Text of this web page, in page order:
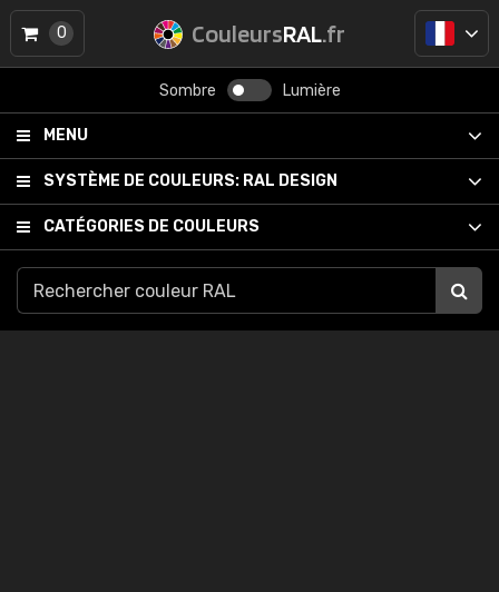
CouleursRAL.fr
Sombre Lumière
MENU
SYSTÈME DE COULEURS: RAL DESIGN
CATÉGORIES DE COULEURS
0